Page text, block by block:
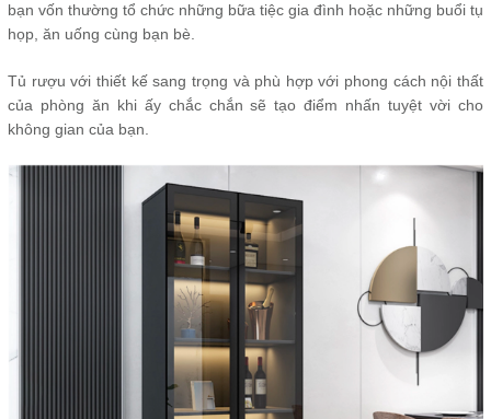
bạn vốn thường tổ chức những bữa tiệc gia đình hoặc những buổi tụ
họp, ăn uống cùng bạn bè.
Tủ rượu với thiết kế sang trọng và phù hợp với phong cách nội thất
của phòng ăn khi ấy chắc chắn sẽ tạo điểm nhấn tuyệt vời cho
không gian của bạn.